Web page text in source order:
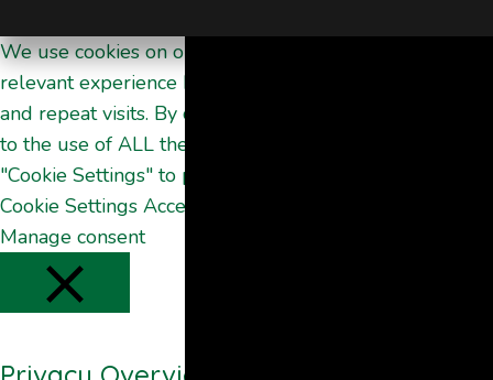
We use cookies on our website to give you the most
relevant experience by remembering your preferences
and repeat visits. By clicking “Accept All”, you consent
to the use of ALL the cookies. However, you may visit
"Cookie Settings" to provide a controlled consent.
Cookie Settings Accept All
Manage consent
CLOSE